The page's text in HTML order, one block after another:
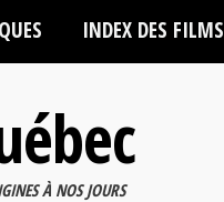
INDEX DES FILMS
À NOS JOURS